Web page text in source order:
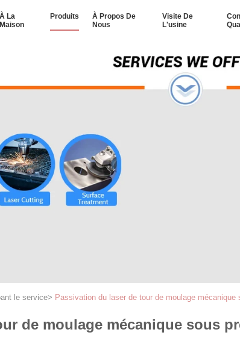
À La
Maison
Produits
À Propos De
Nous
Visite De
L'usine
le service> Passivation du laser de tour de moulage
de moulage mécanique sous